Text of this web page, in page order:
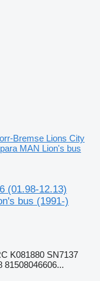
Bremse Lions City
MAN Lion's bus
(01.98-12.13)
bus (1991-)
K081880 SN7137
81508046606...